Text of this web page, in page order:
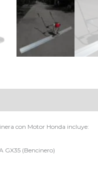
con Motor Honda incluye:
GX35 (Bencinero)